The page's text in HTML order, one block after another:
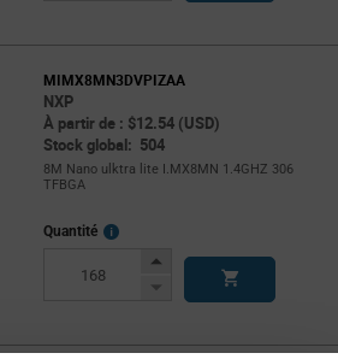
MIMX8MN3DVPIZAA
NXP
À partir de : $12.54 (USD)
Stock global: 504
8M Nano ulktra lite I.MX8MN 1.4GHZ 306
TFBGA
Quantité
More
Increase
Decrease